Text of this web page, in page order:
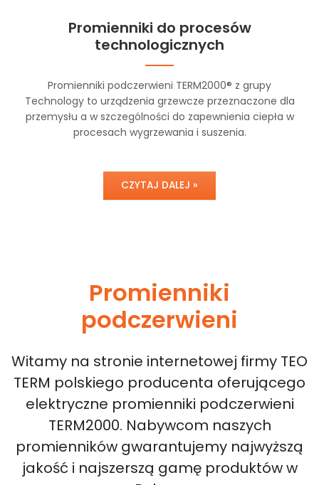
Promienniki do procesów
technologicznych
Promienniki podczerwieni TERM2000® z grupy
Technology to urządzenia grzewcze przeznaczone dla
przemysłu a w szczególności do zapewnienia ciepła w
procesach wygrzewania i suszenia.
CZYTAJ DALEJ »
Promienniki
podczerwieni
Witamy na stronie internetowej firmy TEO
TERM polskiego producenta oferującego
elektryczne promienniki podczerwieni
TERM2000. Nabywcom naszych
promienników gwarantujemy najwyższą
jakość i najszerszą gamę produktów w